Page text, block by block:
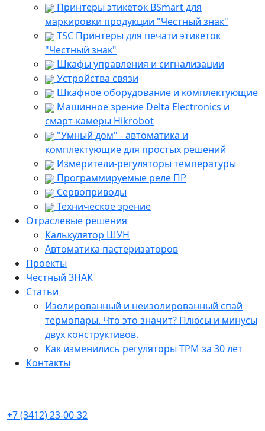
Принтеры этикеток BSmart для
маркировки продукции "Честный знак"
TSC Принтеры для печати этикеток
"Честный знак"
Шкафы управления и сигнализации
Устройства связи
Шкафное оборудование и комплектующие
Машинное зрение Delta Electronics и
смарт-камеры Hikrobot
"Умный дом" - автоматика и
комплектующие для простых решений
Измерители-регуляторы температуры
Программируемые реле ПР
Сервоприводы
Техническое зрение
Отраслевые решения
Калькулятор ШУН
Автоматика пастеризаторов
Проекты
Честный ЗНАК
Статьи
Изолированный и неизолированный спай
термопары. Что это значит? Плюсы и минусы
двух конструктивов.
Как изменились регуляторы ТРМ за 30 лет
Контакты
+7 (3412) 23-00-32